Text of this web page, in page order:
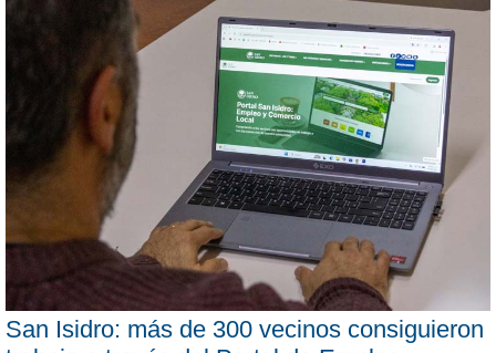
San Isidro: más de 300 vecinos consiguieron